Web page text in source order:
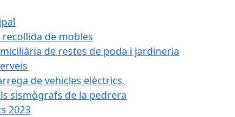
recollida de mobles
de restes de poda i jardineria
de vehicles elèctrics.
sismògrafs de la pedrera
2023